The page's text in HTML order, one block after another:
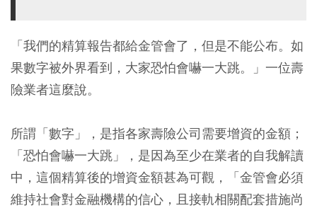
「我們的精算報告都給金管會了，但是不能公布。如
果數字被外界看到，大家恐怕會嚇一大跳。」一位壽
險業者這麼說。
所謂「數字」，是指各家壽險公司需要增資的金額；
「恐怕會嚇一大跳」，是因為至少在業者的自我解讀
中，這個精算後的增資金額甚為可觀，「金管會必須
維持社會對金融機構的信心，且接軌相關配套措施尚